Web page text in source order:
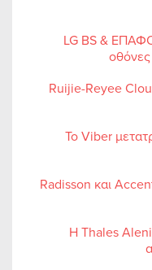
LG BS &
Ruijie-Reyee
Το Viber
Radisson και
Η Thales